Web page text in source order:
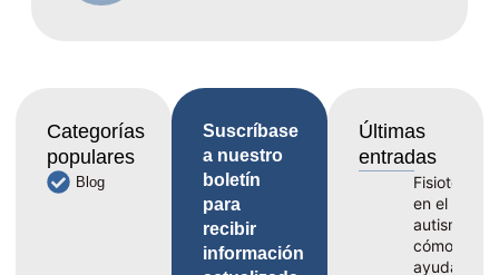
Categorías
populares
Blog
Suscríbase
a nuestro
boletín
para
recibir
información
Últimas
entradas
Fisioterapia
en el
autismo,
cómo
ayuda al